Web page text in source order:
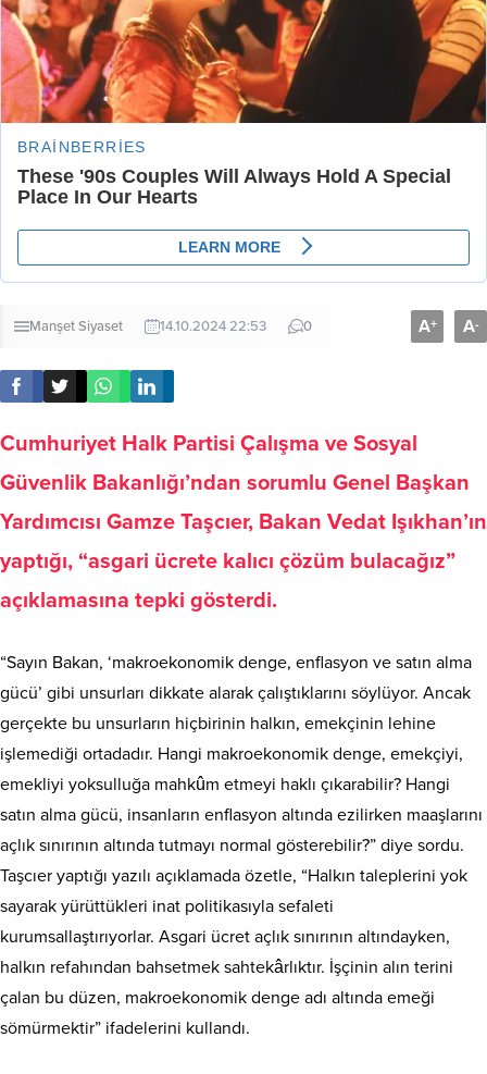
ManşetSiyaset 14.10.2024 22:53 0 A+ A-
Cumhuriyet Halk Partisi Çalışma ve Sosyal
Güvenlik Bakanlığı’ndan sorumlu Genel Başkan
Yardımcısı Gamze Taşcıer, Bakan Vedat Işıkhan’ın
yaptığı, “asgari ücrete kalıcı çözüm bulacağız”
açıklamasına tepki gösterdi.
“Sayın Bakan, ‘makroekonomik denge, enflasyon ve satın alma
gücü’ gibi unsurları dikkate alarak çalıştıklarını söylüyor. Ancak
gerçekte bu unsurların hiçbirinin halkın, emekçinin lehine
işlemediği ortadadır. Hangi makroekonomik denge, emekçiyi,
emekliyi yoksulluğa mahkûm etmeyi haklı çıkarabilir? Hangi
satın alma gücü, insanların enflasyon altında ezilirken maaşlarını
açlık sınırının altında tutmayı normal gösterebilir?” diye sordu.
Taşcıer yaptığı yazılı açıklamada özetle, “Halkın taleplerini yok
sayarak yürüttükleri inat politikasıyla sefaleti
kurumsallaştırıyorlar. Asgari ücret açlık sınırının altındayken,
halkın refahından bahsetmek sahtekârlıktır. İşçinin alın terini
çalan bu düzen, makroekonomik denge adı altında emeği
sömürmektir” ifadelerini kullandı.